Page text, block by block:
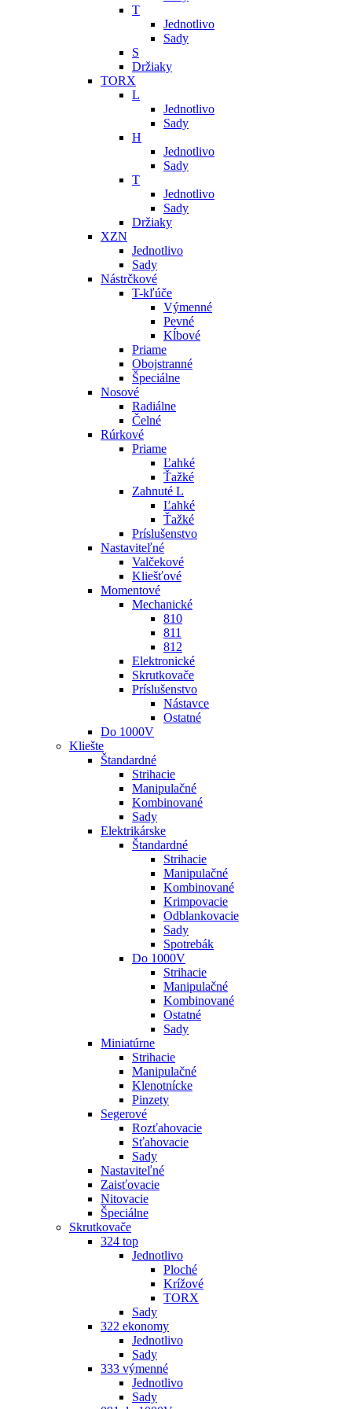
T
Jednotlivo
Sady
S
Držiaky
TORX
L
Jednotlivo
Sady
H
Jednotlivo
Sady
T
Jednotlivo
Sady
Držiaky
XZN
Jednotlivo
Sady
Nástrčkové
T-kľúče
Výmenné
Pevné
Kĺbové
Priame
Obojstranné
Špeciálne
Nosové
Radiálne
Čelné
Rúrkové
Priame
Ľahké
Ťažké
Zahnuté L
Ľahké
Ťažké
Príslušenstvo
Nastaviteľné
Valčekové
Kliešťové
Momentové
Mechanické
810
811
812
Elektronické
Skrutkovače
Príslušenstvo
Nástavce
Ostatné
Do 1000V
Kliešte
Štandardné
Strihacie
Manipulačné
Kombinované
Sady
Elektrikárske
Štandardné
Strihacie
Manipulačné
Kombinované
Krimpovacie
Odblankovacie
Sady
Spotrebák
Do 1000V
Strihacie
Manipulačné
Kombinované
Ostatné
Sady
Miniatúrne
Strihacie
Manipulačné
Klenotnícke
Pinzety
Segerové
Rozťahovacie
Sťahovacie
Sady
Nastaviteľné
Zaisťovacie
Nitovacie
Špeciálne
Skrutkovače
324 top
Jednotlivo
Ploché
Krížové
TORX
Sady
322 ekonomy
Jednotlivo
Sady
333 výmenné
Jednotlivo
Sady